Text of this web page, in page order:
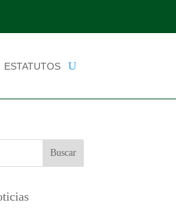
ESTATUTOS